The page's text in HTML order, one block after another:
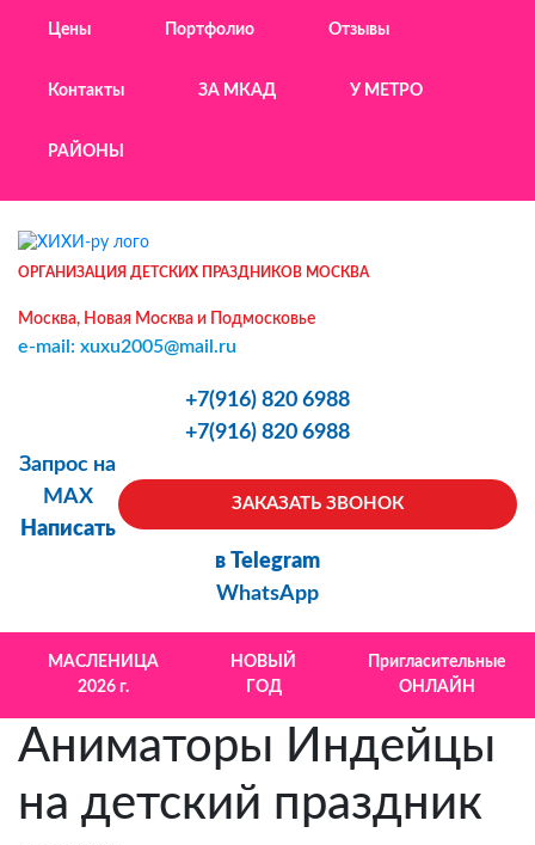
Цены Портфолио Отзывы
Контакты ЗА МКАД У МЕТРО
РАЙОНЫ
ОРГАНИЗАЦИЯ ДЕТСКИХ ПРАЗДНИКОВ МОСКВА
Москва, Новая Москва и Подмосковье
e-mail: xuxu2005@mail.ru
+7(916) 820 6988
+7(916) 820 6988
ЗАКАЗАТЬ ЗВОНОК
Запрос на
MAX
Написать
в Telegram
WhatsApp
МАСЛЕНИЦА
2026 г.
НОВЫЙ
ГОД
Пригласительные
ОНЛАЙН
Аниматоры Индейцы
на детский праздник